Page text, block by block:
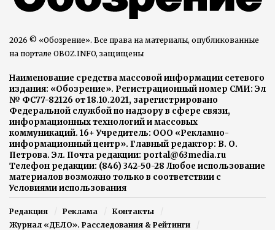
2026 © «Обозрение». Все права на материалы, опубликованные
на портале OBOZ.INFO, защищены
Наименование средства массовой информации сетевого
издания: «Обозрение». Регистрационный номер СМИ: Эл
№ ФС77-82126 от 18.10.2021, зарегистрировано
Федеральной службой по надзору в сфере связи,
информационных технологий и массовых
коммуникаций. 16+ Учредитель: ООО «Рекламно-
информационный центр». Главный редактор: В. О.
Петрова. Эл. Почта редакции: portal@63media.ru
Телефон редакции: (846) 342-50-28 Любое использование
материалов возможно только в соответствии с
Условиями использования
Редакция Реклама
Контакты
Журнал «ДЕЛО». Расследования & Рейтинги